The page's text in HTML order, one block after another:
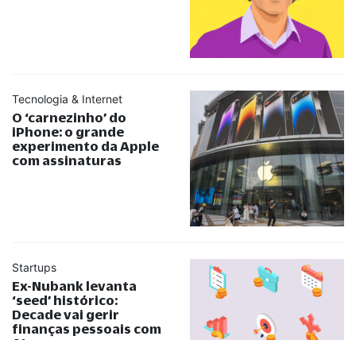
Tecnologia & Internet
O ‘carnezinho’ do
iPhone: o grande
experimento da Apple
com assinaturas
Startups
Ex-Nubank levanta
‘seed’ histórico:
Decade vai gerir
finanças pessoais com